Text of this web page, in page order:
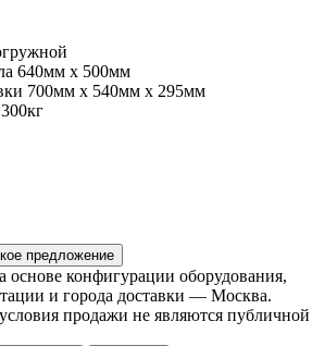
640мм x 500мм
700мм x 540мм x 295мм
300кг
предложение
основе конфигурации оборудования,
и города доставки — Москва.
продажи не являются публичной